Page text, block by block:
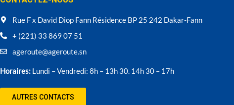
Rue F x David Diop Fann Résidence BP 25 242 Dakar-Fann
+ (221) 33 869 07 51
ageroute@ageroute.sn
Horaires: Lundi – Vendredi: 8h – 13h 30. 14h 30 – 17h
AUTRES CONTACTS